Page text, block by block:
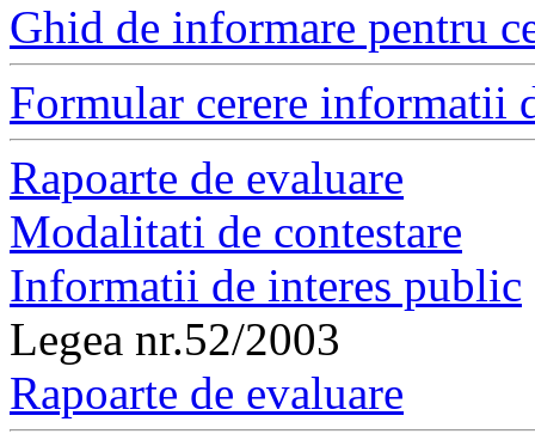
Ghid de informare pentru
Formular cerere informatii
Rapoarte de evaluare
Modalitati de contestare
Informatii de interes public
Legea nr.52/2003
Rapoarte de evaluare